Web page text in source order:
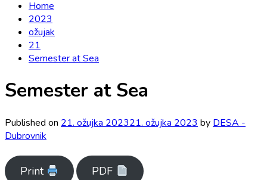
Home
2023
ožujak
21
Semester at Sea
Semester at Sea
Published on 21. ožujka 202321. ožujka 2023 by DESA -
Dubrovnik
Print PDF